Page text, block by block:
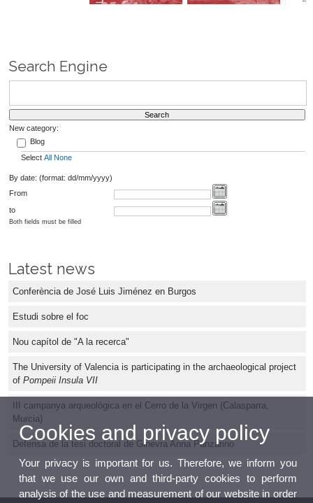
Search Engine
New category:
Blog
Select All None
By date: (format: dd/mm/yyyy)
From
to
Both fields must be filled
Latest news
Conferència de José Luis Jiménez en Burgos
Estudi sobre el foc
Nou capítol de "A la recerca"
The University of Valencia is participating in the archaeological project
of Pompeii Insula VII
III campanya arqueològica en el Cerro de la Virgen (Calasparra,
Murcia)
Defensa de la tesi doctoral de Ginevra Anna Panzarino
Cookies and privacy policy
Your privacy is important for us. Therefore, we inform you
that we use our own and third-party cookies to perform
analysis of the use and measurement of our website in order